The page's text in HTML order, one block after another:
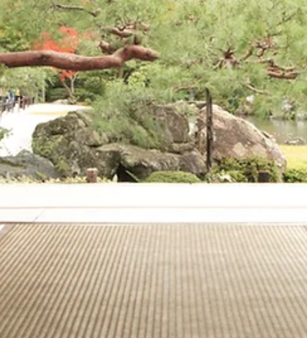
Fuat Can Çalışkan
5 Oca 2019
2 dakikada okunur
Bilinçli Farkındalık (Mindfulness, Kendindelik)
Sırasında Uyuyakalıyorum, Ne Yapabilirim?
kalmaktır. Tabii amacınız uyumak değilse :). Bilinçli farkındalık...